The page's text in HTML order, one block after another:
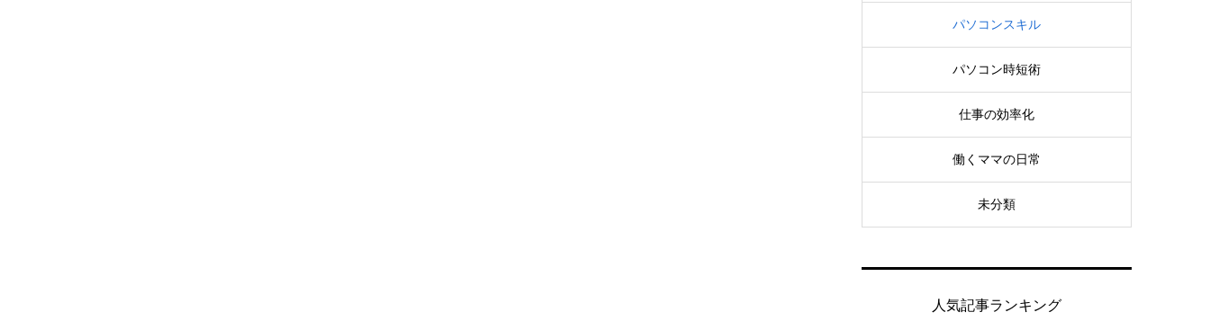
パソコンスキル
パソコン時短術
仕事の効率化
働くママの日常
未分類
人気記事ランキング